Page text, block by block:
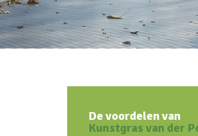
De voordelen van
Kunstgras van der